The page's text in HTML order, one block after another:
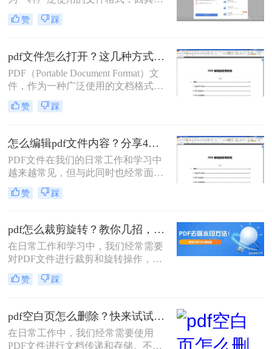
解决方案。
平台性和内容的稳定性而备受青睐。
然而，PDF文件的不可编辑性也常常
术的发展，现在有多种方法可以对
PDF文件进行编辑和修改。那么pdf怎
么编辑修改内容呢？本文将详细介绍
几种常用的PDF编辑修改内容的方
法。
赞 踩
pdf文件怎么打开？这几种方式千万别错过！
PDF（Portable Document Format）文
件，作为一种广泛使用的文档格式，
因其跨平台、保持文档格式不变等特
性而深受欢迎。无论你是在工作、学
要打开或编辑PDF文件的情况。本文
将详细介绍pdf文件怎么打开，并简要
提及一些常用的PDF编辑技巧。
赞 踩
怎么编辑pdf文件内容？分享4种pdf编辑修改方法！
PDF文件在我们的日常工作和学习中
越来越常见，但与此同时也经常面临
着需要进行编辑的局面。毕竟传统的
PDF编辑器使用起来难度较大，操作
介绍怎么编辑pdf文件内容方法。
赞 踩
pdf怎么裁剪旋转？教你几招，轻松实现PDF裁剪旋转！
在日常工作和学习中，我们经常需要
对PDF文件进行裁剪和旋转操作，以
满足不同的展示和编辑需求。那么pdf
怎么裁剪旋转呢？以下将详细介绍几
您轻松完成这些操作。
赞 踩
pdf空白页怎么删除？快来试试这三种方法!
在日常工作中，我们经常需要使用
PDF文件进行文档传递和存储。不